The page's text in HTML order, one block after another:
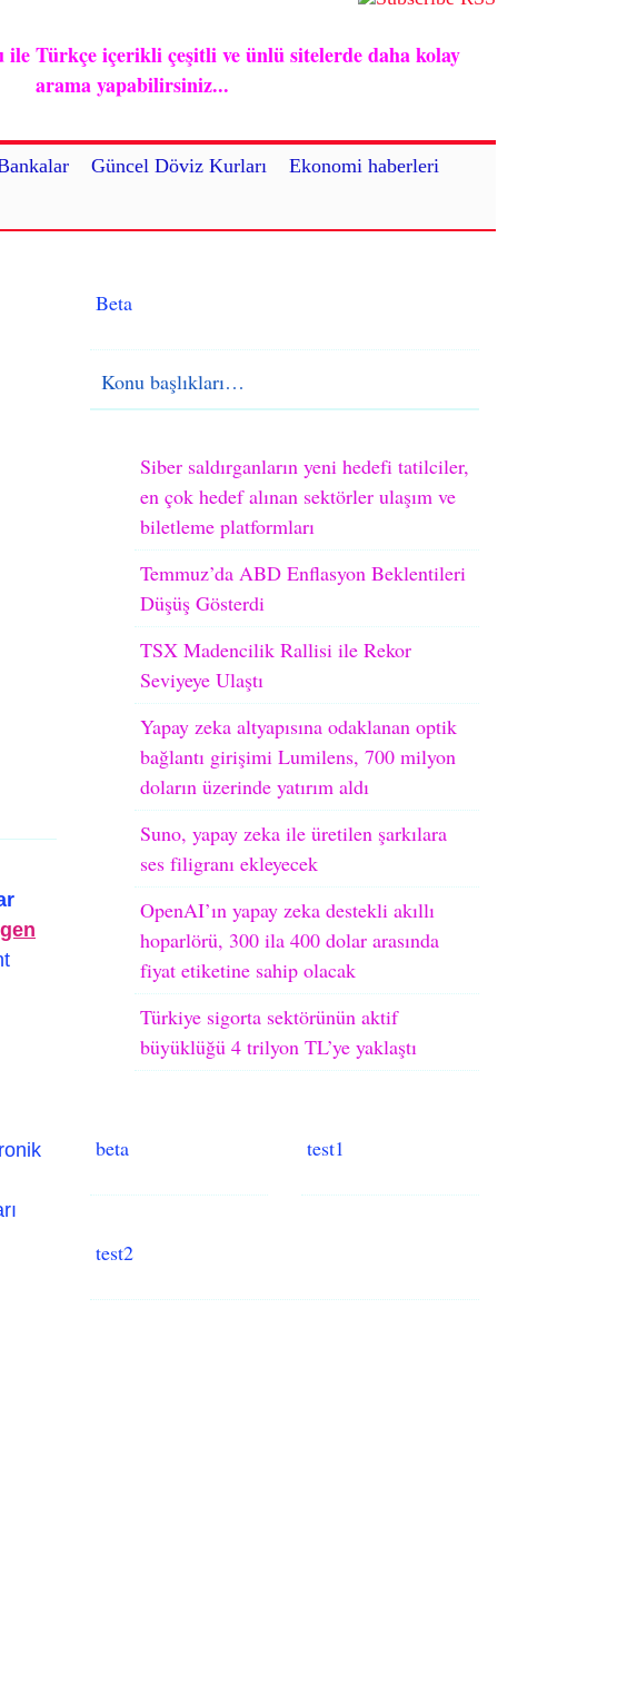
Güncel Döviz Kurları
Ekonomi haberleri
Türkçe içerikli çeşitli ve ünlü sitelerde daha kolay
arama yapabilirsiniz...
Beta
Konu başlıkları…
Siber saldırganların yeni hedefi tatilciler,
en çok hedef alınan sektörler ulaşım ve
biletleme platformları
Temmuz’da ABD Enflasyon Beklentileri
Düşüş Gösterdi
TSX Madencilik Rallisi ile Rekor
Seviyeye Ulaştı
Yapay zeka altyapısına odaklanan optik
bağlantı girişimi Lumilens, 700 milyon
doların üzerinde yatırım aldı
Suno, yapay zeka ile üretilen şarkılara
ses filigranı ekleyecek
OpenAI’ın yapay zeka destekli akıllı
hoparlörü, 300 ila 400 dolar arasında
fiyat etiketine sahip olacak
Türkiye sigorta sektörünün aktif
büyüklüğü 4 trilyon TL’ye yaklaştı
beta test1
test2